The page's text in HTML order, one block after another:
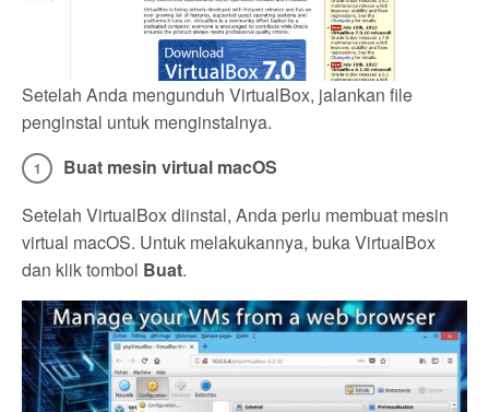
Setelah Anda mengunduh VirtualBox, jalankan file
penginstal untuk menginstalnya.
Buat mesin virtual macOS
Setelah VirtualBox diinstal, Anda perlu membuat mesin
virtual macOS. Untuk melakukannya, buka VirtualBox
dan klik tombol Buat.